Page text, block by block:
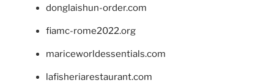
donglaishun-order.com
fiamc-rome2022.org
mariceworldessentials.com
lafisheriarestaurant.com